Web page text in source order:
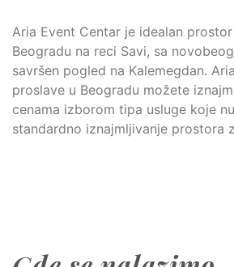
Aria Event Centar je idealan
Beogradu na reci Savi, sa
savršen pogled na Kalemegdan.
proslave u Beogradu možete
cenama izborom tipa usluge koje
standardno iznajmljivanje prostora